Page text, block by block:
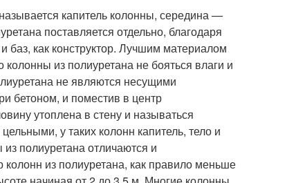
капитель колонны, середина —
поставляется отдельно, благодаря
как конструктор. Лучшим материалом
из полиуретана не бояться влаги и
не являются несущими
бетоном, и поместив в центр
утоплена в стену и называться
у таких колонн капитель, тело и
полиуретана отличаются и
из полиуретана, как правило меньше